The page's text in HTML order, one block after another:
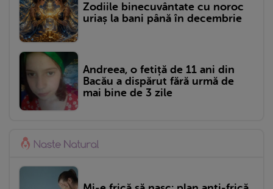
Zodiile binecuvântate cu noroc
uriaș la bani până în decembrie
Andreea, o fetiță de 11 ani din
Bacău a dispărut fără urmă de
mai bine de 3 zile